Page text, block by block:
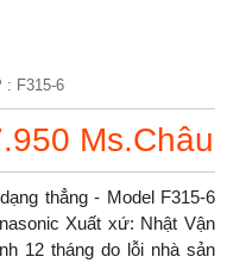
: F315-6
Ms.Châu
thẳng - Model F315-6
Xuất xứ: Nhật Vận
12 tháng do lỗi nhà sản